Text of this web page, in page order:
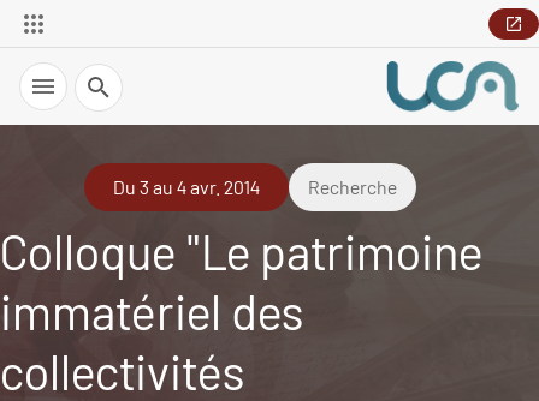
Recherche
Du 3 au 4 avr. 2014 Recherche
Colloque "Le patrimoine
immatériel des
collectivités